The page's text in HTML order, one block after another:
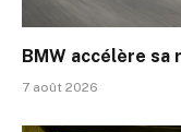
BMW accélère
7 août 2026